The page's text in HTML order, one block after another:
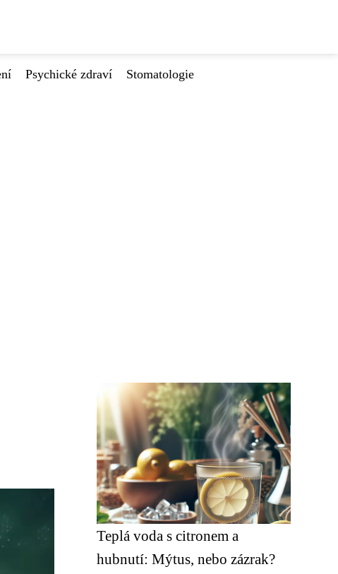
Psychické zdraví
Stomatologie
Teplá voda s citronem a
hubnutí: Mýtus, nebo zázrak?